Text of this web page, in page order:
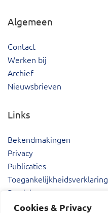
Cookies & Privacy
Algemeen
Contact
Werken bij
Archief
Nieuwsbrieven
Links
Bekendmakingen
Privacy
Publicaties
Toegankelijkheidsverklaring
Proclaimer